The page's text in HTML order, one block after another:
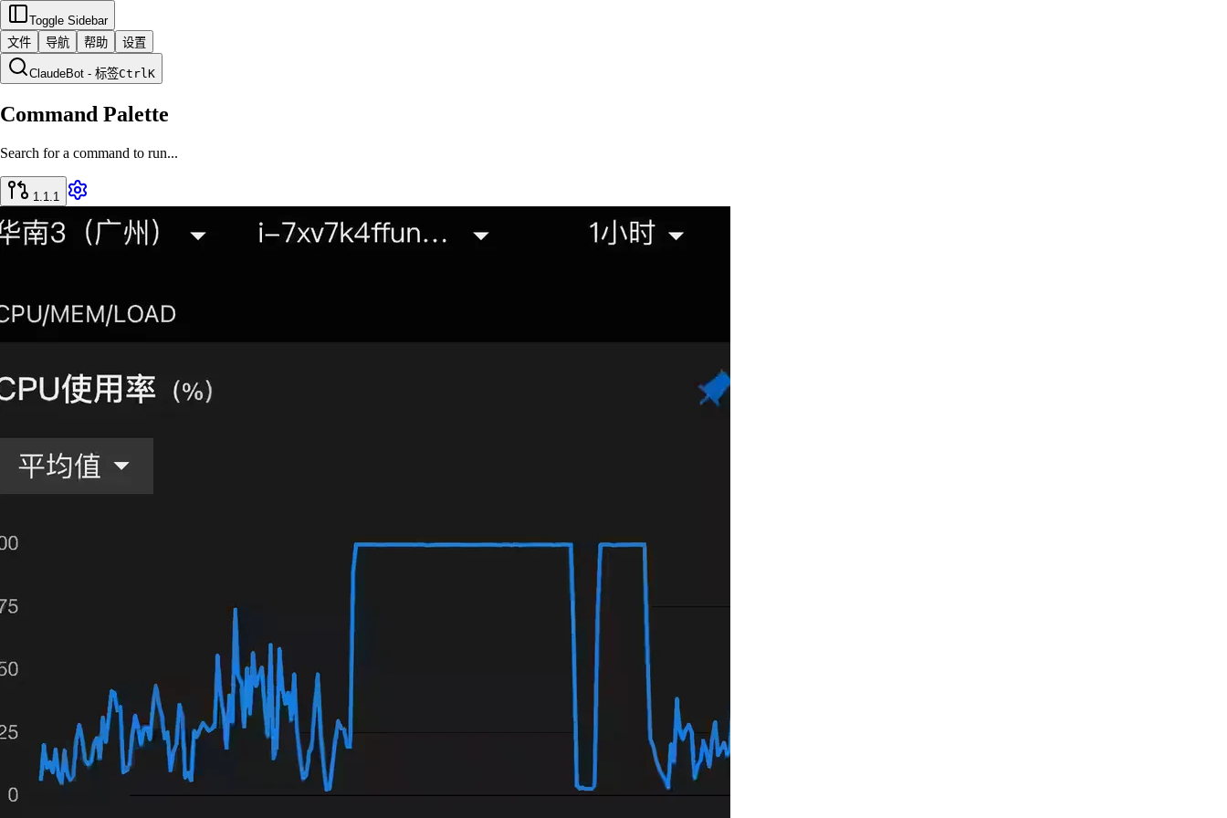
Toggle Sidebar
文件
导航 帮助 设置
ClaudeBot - 标签CtrlK
Command Palette
Search for a command to run...
1.1.1